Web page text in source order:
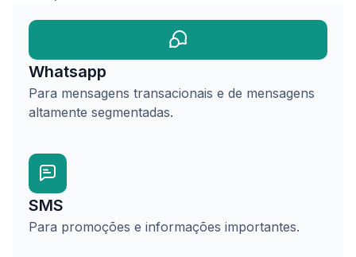
Whatsapp
Para mensagens transacionais e de mensagens
altamente segmentadas.
SMS
Para promoções e informações importantes.